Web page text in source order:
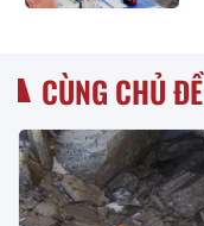
CÙNG CHỦ ĐỀ